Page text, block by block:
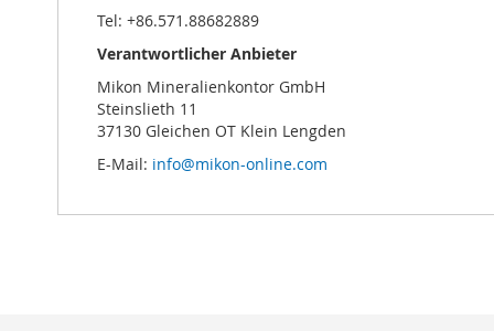
Tel: +86.571.88682889
Verantwortlicher Anbieter
Mikon Mineralienkontor GmbH
Steinslieth 11
37130 Gleichen OT Klein Lengden
E-Mail: info@mikon-online.com